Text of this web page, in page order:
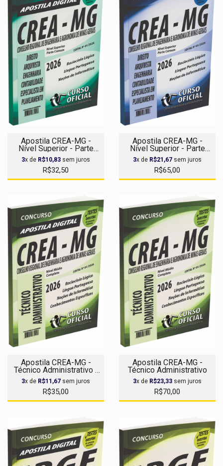
Apostila CREA-MG -
Nível Superior - Parte
Comum aos Cargos -
Apostila Digital
3x de R$10,83 sem juros
R$32,50
Apostila CREA-MG -
Nível Superior - Parte
Comum aos Cargos
3x de R$21,67 sem juros
R$65,00
Apostila CREA-MG -
Técnico Administrativo -
Apostila Digital
3x de R$11,67 sem juros
R$35,00
Apostila CREA-MG -
Técnico Administrativo
3x de R$23,33 sem juros
R$70,00